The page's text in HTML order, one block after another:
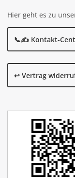
Hier geht es zu
📞✍️ Kontakt-
↩️ Vertrag